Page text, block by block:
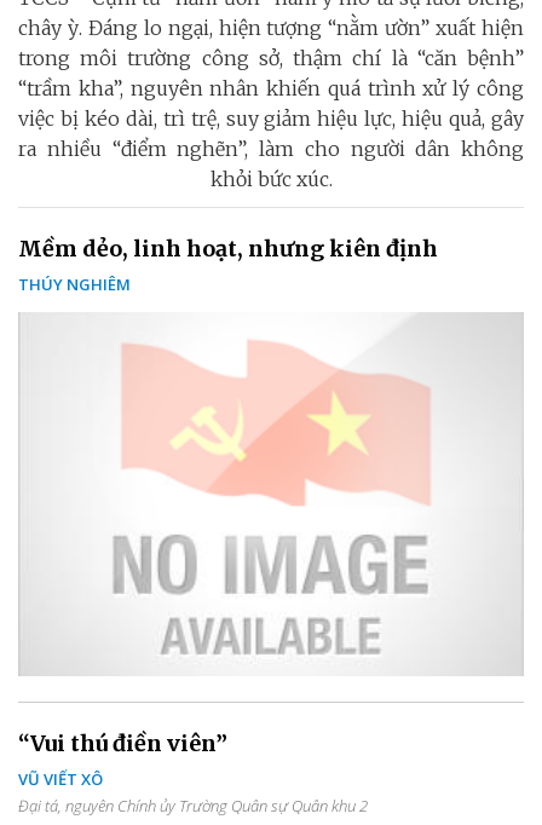
chây ỳ. Đáng lo ngại, hiện tượng “nằm ườn” xuất hiện
trong môi trường công sở, thậm chí là “căn bệnh”
“trầm kha”, nguyên nhân khiến quá trình xử lý công
việc bị kéo dài, trì trệ, suy giảm hiệu lực, hiệu quả, gây
ra nhiều “điểm nghẽn”, làm cho người dân không
khỏi bức xúc.
Mềm dẻo, linh hoạt, nhưng kiên định
THÚY NGHIÊM
“Vui thú điền viên”
VŨ VIẾT XÔ
Đại tá, nguyên Chính ủy Trường Quân sự Quân khu 2